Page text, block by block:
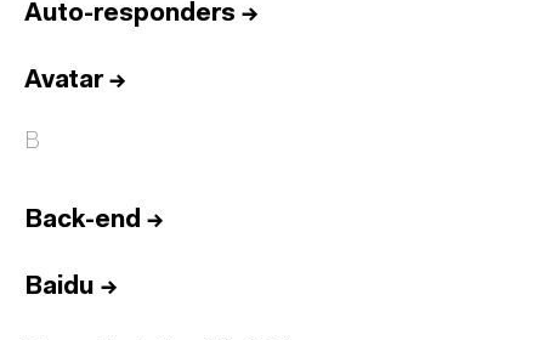
Auto-responders →
Avatar→
B
Back-end →
Baidu →